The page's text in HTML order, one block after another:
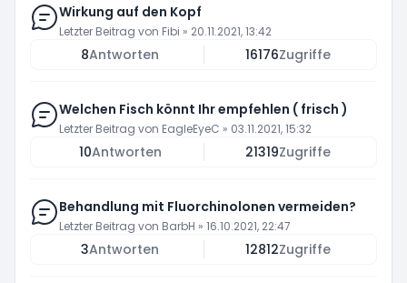
Wirkung auf den Kopf
Letzter Beitrag von Fibi » 20.11.2021, 13:42
8Antworten 16176Zugriffe
Welchen Fisch könnt Ihr empfehlen ( frisch )
Letzter Beitrag von EagleEyeC » 03.11.2021, 15:32
10Antworten 21319Zugriffe
Behandlung mit Fluorchinolonen vermeiden?
Letzter Beitrag von BarbH » 16.10.2021, 22:47
3Antworten 12812Zugriffe